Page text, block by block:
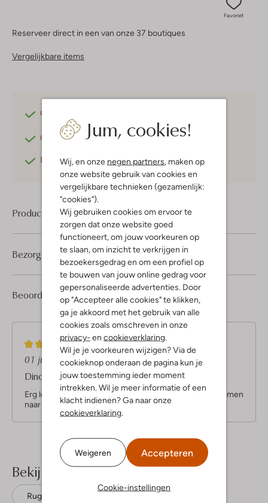
Jum, cookies!
Wij, en onze negen partners, maken op
onze website gebruik van cookies en
vergelijkbare technieken (gezamenlijk:
"cookies").
Wij gebruiken cookies om ervoor te
zorgen dat onze website goed
functioneert, om jouw voorkeuren op
te slaan, om inzicht te verkrijgen in
bezoekersgedrag en om een profiel op
te bouwen van jouw online gedrag voor
gepersonaliseerde advertenties. Door
op "Accepteer alle cookies" te klikken,
ga je akkoord met het gebruik van alle
cookies zoals omschreven in onze
privacy- en cookieverklaring.
Wil je je voorkeuren wijzigen? Via de
cookieknop onderaan de pagina kun je
jouw toestemming ieder moment
intrekken. Wil je meer informatie of een
klacht indienen? Ga naar onze
cookieverklaring.
Weigeren Accepteren
Cookie-instellingen
Favoriet
Reserveer direct in een van onze 37 boutiques
Vergelijkbare items
Gratis verzending
Gratis retournerenbinnen 30 dagen*
Betaal achterafmet Klarna
Product informatie
Beoordelingen (1) 5 /5
1
5
Sterren
Bezorgen & retourneren
5
t
e
r
r
(5)
01 juli 2023door Judith
Dino rugzak
Erg leuke en stoere rugzak. Mooi maatje om mee te nemen
naar de basisschool
Bekijk meer
Rugtassen